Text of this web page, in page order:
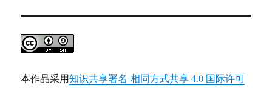
本作品采用知识共享署名-相同方式共享 4.0 国际许可